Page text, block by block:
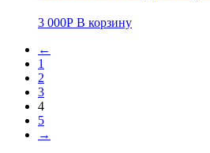
3 000Р В корзину
←
1
2
3
4
5
→